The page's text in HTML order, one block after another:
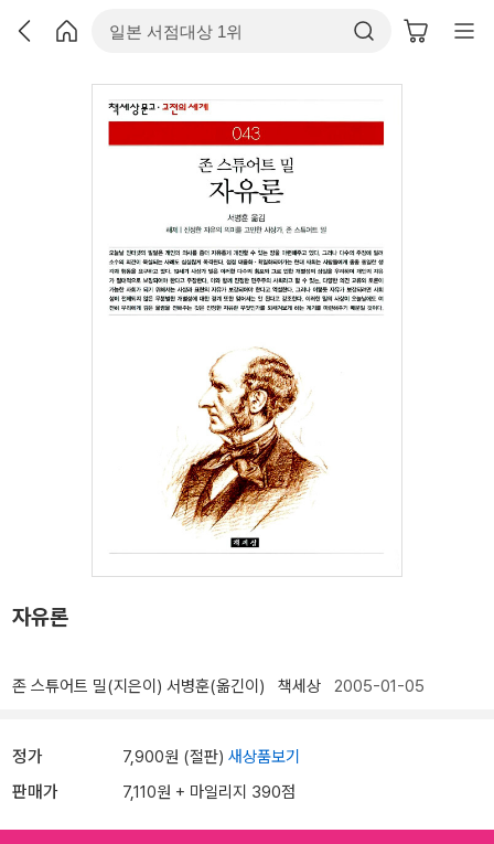
자유론
존 스튜어트 밀(지은이) 서병훈(옮긴이) 책세상 2005-01-05
정가 7,900원 (절판) 새상품보기
판매가 7,110원 + 마일리지 390점